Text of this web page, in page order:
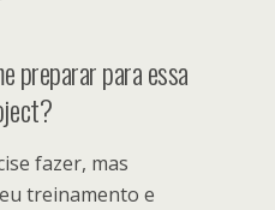
preparar para essa
fazer, mas
treinamento e